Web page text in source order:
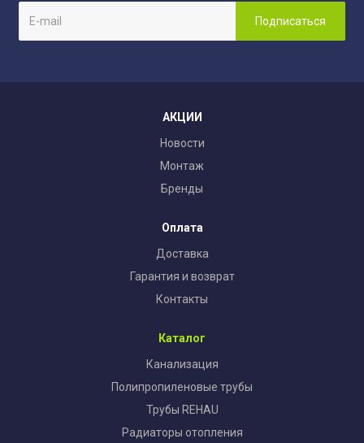
АКЦИИ
Новости
Монтаж
Бренды
Оплата
Доставка
Гарантия и возврат
Контакты
Каталог
Канализация
Полипропиленовые трубы
Трубы REHAU
Радиаторы отопления